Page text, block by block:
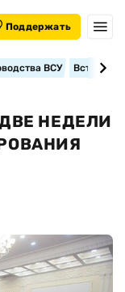
Поддержать
ВСУ
НЕДЕЛИ